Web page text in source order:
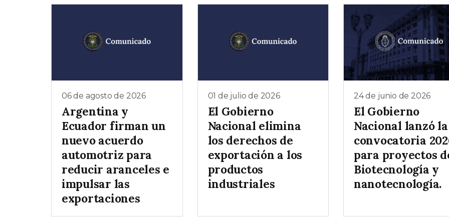
06 de agosto de 2026
Argentina y
Ecuador firman un
nuevo acuerdo
automotriz para
reducir aranceles e
impulsar las
exportaciones
01 de julio de 2026
El Gobierno
Nacional elimina
los derechos de
exportación a los
productos
industriales
24 de junio de 2026
El Gobierno
Nacional lanzó la
convocatoria
para proyectos
Biotecnología y
nanotecnología.